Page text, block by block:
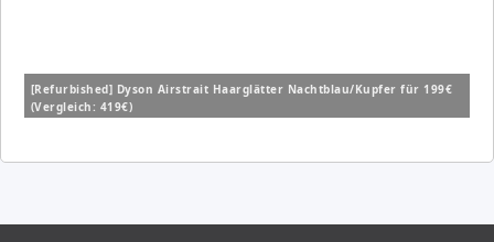
[Refurbished] Dyson Airstrait Haarglätter Nachtblau/Kupfer für 199€
(Vergleich: 419€)